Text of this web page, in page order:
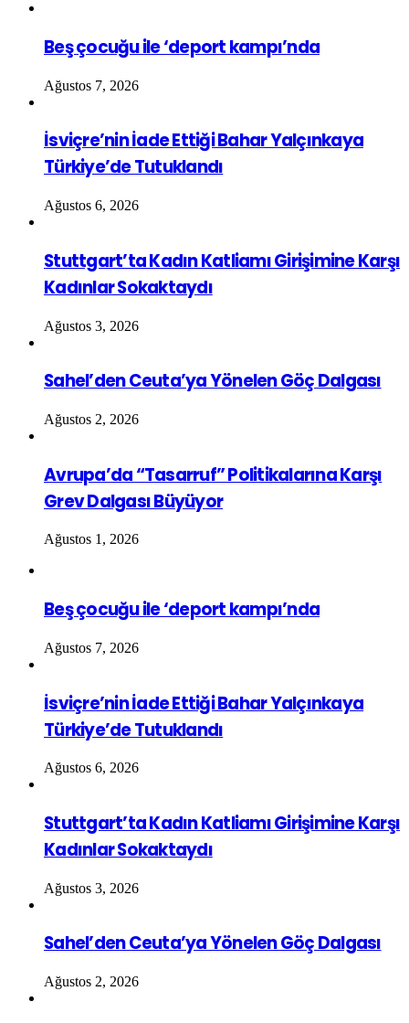
Beş çocuğu ile ‘deport kampı’nda
Ağustos 7, 2026
İsviçre’nin İade Ettiği Bahar Yalçınkaya
Türkiye’de Tutuklandı
Ağustos 6, 2026
Stuttgart’ta Kadın Katliamı Girişimine Karşı
Kadınlar Sokaktaydı
Ağustos 3, 2026
Sahel’den Ceuta’ya Yönelen Göç Dalgası
Ağustos 2, 2026
Avrupa’da “Tasarruf” Politikalarına Karşı
Grev Dalgası Büyüyor
Ağustos 1, 2026
Beş çocuğu ile ‘deport kampı’nda
Ağustos 7, 2026
İsviçre’nin İade Ettiği Bahar Yalçınkaya
Türkiye’de Tutuklandı
Ağustos 6, 2026
Stuttgart’ta Kadın Katliamı Girişimine Karşı
Kadınlar Sokaktaydı
Ağustos 3, 2026
Sahel’den Ceuta’ya Yönelen Göç Dalgası
Ağustos 2, 2026